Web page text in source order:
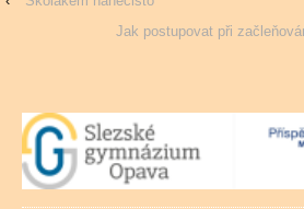
Jak postupovat při